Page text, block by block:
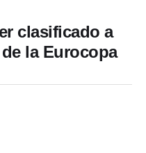
clasificado a
la Eurocopa